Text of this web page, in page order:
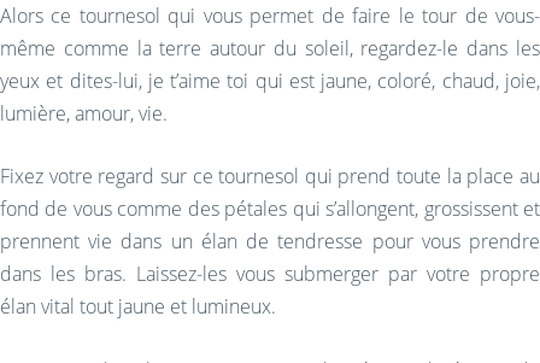
Alors ce tournesol qui vous permet de faire le tour de vous-
même comme la terre autour du soleil, regardez-le dans les
yeux et dites-lui, je t’aime toi qui est jaune, coloré, chaud, joie,
lumière, amour, vie.
Fixez votre regard sur ce tournesol qui prend toute la place au
fond de vous comme des pétales qui s’allongent, grossissent et
prennent vie dans un élan de tendresse pour vous prendre
dans les bras. Laissez-les vous submerger par votre propre
élan vital tout jaune et lumineux.